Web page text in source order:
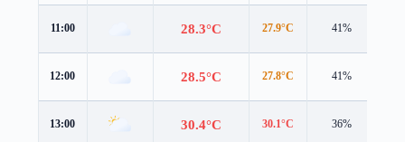
11:00 28.3°C 27.9°C 41%
12:00 28.5°C 27.8°C 41%
13:00 30.4°C 30.1°C 36%